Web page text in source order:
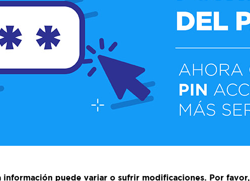
información puede variar o sufrir modificaciones. Por favor,